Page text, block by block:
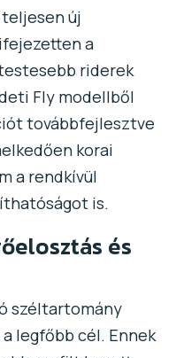
teljesen új
a
riderek
Fly modellből
továbbfejlesztve
korai
a rendkívül
is.
és
széltartomány
legfőbb cél. Ennek